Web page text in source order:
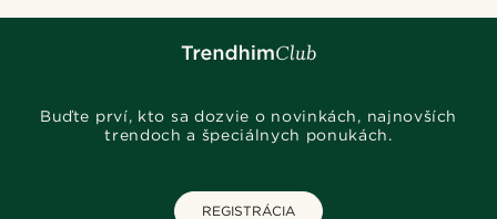
Buďte prví, kto sa dozvie o novinkách, najnovších
trendoch a špeciálnych ponukách.
REGISTRÁCIA